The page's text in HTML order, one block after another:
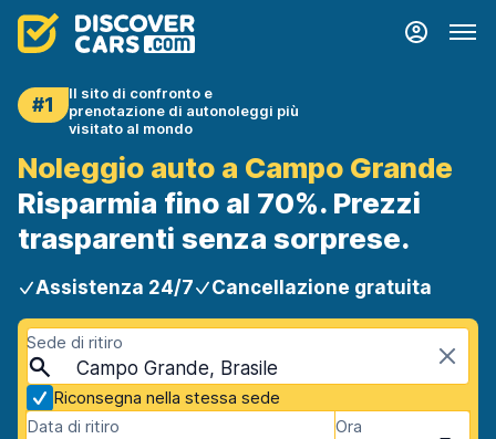
#1
Il sito di confronto e
prenotazione di autonoleggi più
visitato al mondo
Noleggio auto a Campo Grande
Risparmia fino al 70%. Prezzi
trasparenti senza sorprese.
Assistenza 24/7 Cancellazione gratuita
Sede di ritiro
Campo Grande, Brasile
Riconsegna nella stessa sede
Data di ritiro
Ora